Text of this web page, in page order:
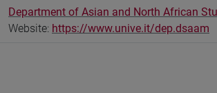
Department of Asian and North African
Website: https://www.unive.it/dep.dsaam